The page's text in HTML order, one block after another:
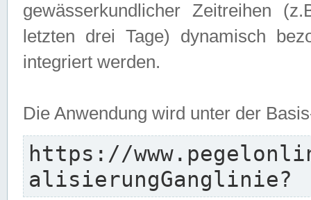
gewässerkundlicher Zeitreihen
letzten drei Tage) dynamisch
integriert werden.
Die Anwendung wird unter der
https://
alisierungGanglinie?